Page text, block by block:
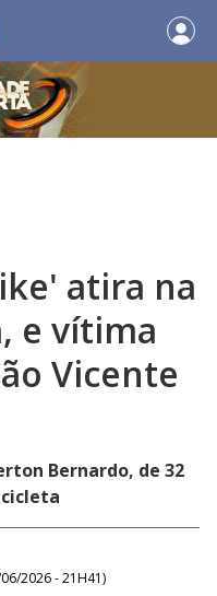
atira na
e vítima
Vicente
Bernardo, de 32
2026 - 21H41)